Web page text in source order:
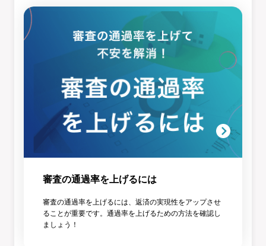
審査の通過率を上げるには
審査の通過率を上げるには、返済の実現性をアップさせ
ることが重要です。通過率を上げるための方法を確認し
ましょう！